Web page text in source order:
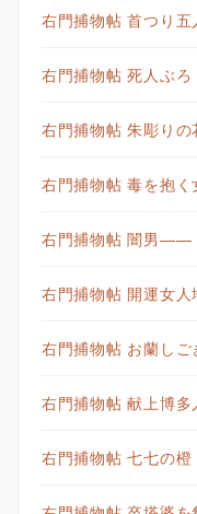
右門捕物帖 首つり
右門捕物帖 死人ぶ
右門捕物帖 朱彫り
右門捕物帖 毒を抱
右門捕物帖 闇男——
右門捕物帖 開運女
右門捕物帖 お蘭し
右門捕物帖 献上博
右門捕物帖 七七の